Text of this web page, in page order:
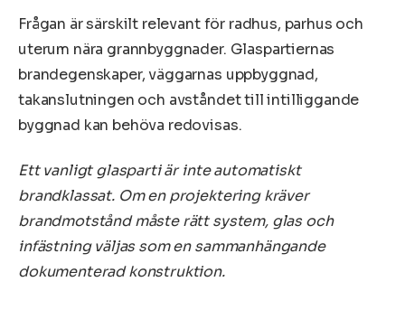
Frågan är särskilt relevant för radhus, parhus och
uterum nära grannbyggnader. Glaspartiernas
brandegenskaper, väggarnas uppbyggnad,
takanslutningen och avståndet till intilliggande
byggnad kan behöva redovisas.
Ett vanligt glasparti är inte automatiskt
brandklassat. Om en projektering kräver
brandmotstånd måste rätt system, glas och
infästning väljas som en sammanhängande
dokumenterad konstruktion.